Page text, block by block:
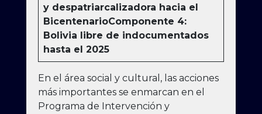
y despatriarcalizadora hacia el
BicentenarioComponente 4:
Bolivia libre de indocumentados
hasta el 2025
En el área social y cultural, las acciones
más importantes se enmarcan en el
Programa de Intervención y